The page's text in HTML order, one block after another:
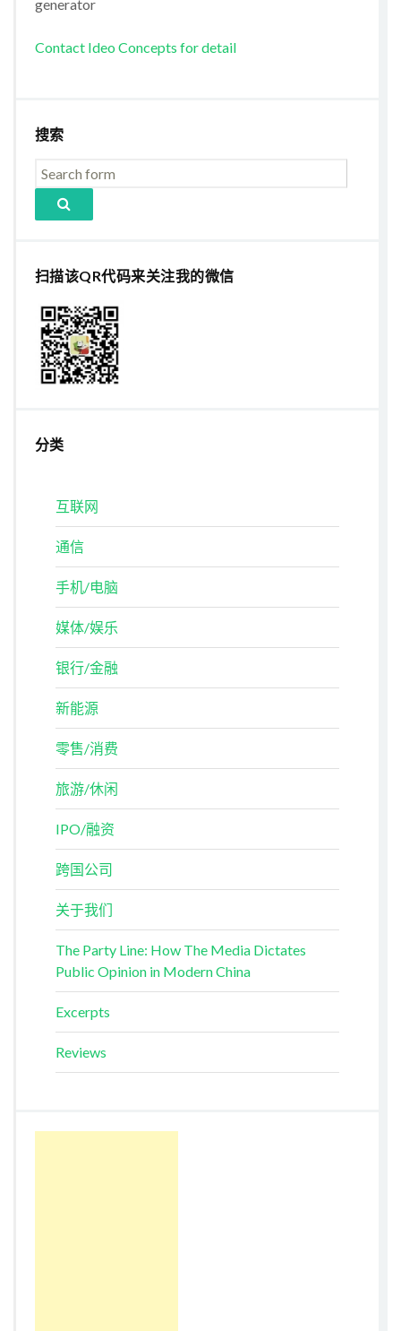
generator
Contact Ideo Concepts for detail
搜索
扫描该QR代码来关注我的微信
分类
互联网
通信
手机/电脑
媒体/娱乐
银行/金融
新能源
零售/消费
旅游/休闲
IPO/融资
跨国公司
关于我们
The Party Line: How The Media Dictates
Public Opinion in Modern China
Excerpts
Reviews